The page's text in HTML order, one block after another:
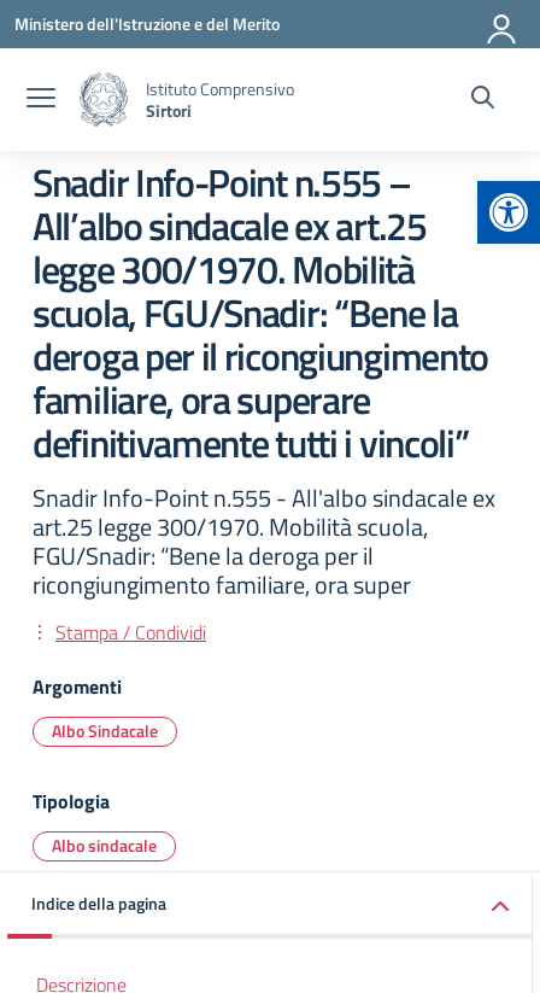
Vai ai contenuti
Vai al menu di navigazione
Vai al footer
Ministero dell'Istruzione e del Merito
Istituto Comprensivo
Sirtori
Snadir Info-Point n.555 –
All’albo sindacale ex art.25
legge 300/1970. Mobilità
scuola, FGU/Snadir: “Bene la
deroga per il ricongiungimento
familiare, ora superare
definitivamente tutti i vincoli”
Snadir Info-Point n.555 - All'albo sindacale ex
art.25 legge 300/1970. Mobilità scuola,
FGU/Snadir: “Bene la deroga per il
ricongiungimento familiare, ora super
Stampa / Condividi
Argomenti
Albo Sindacale
Tipologia
Albo sindacale
Indice della pagina
Descrizione